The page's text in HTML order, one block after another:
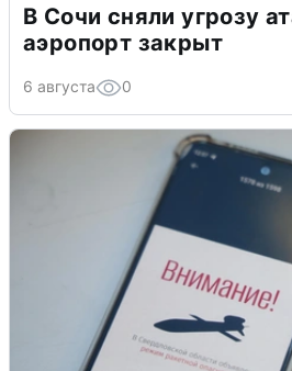
В Сочи сняли угрозу
аэропорт закрыт
6 августа 0